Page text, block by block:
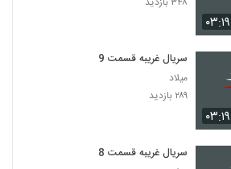
۰۳:۱۹
۰۳:۱۹
سریال غریبه قسمت 9
میلاد
۲۸۹ بازدید
سریال غریبه قسمت 8